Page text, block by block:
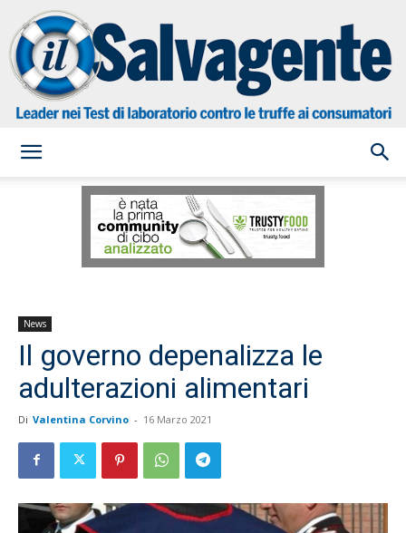
Salvagente
News
Il governo depenalizza le
adulterazioni alimentari
Di Valentina Corvino - 16 Marzo 2021